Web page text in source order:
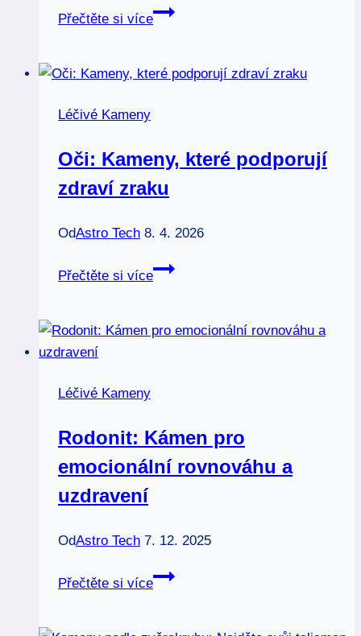
Přečtěte si více
Červený
Kámen
vášeň
Léčivé Kameny
Oči: Kameny, které podporují
zdraví zraku
OdAstro Tech 8. 4. 2026
Přečtěte si více
Oči:
podporují
Léčivé Kameny
Rodonit: Kámen pro
emocionální rovnováhu a
uzdravení
OdAstro Tech 7. 12. 2025
Přečtěte si více
Rodonit: